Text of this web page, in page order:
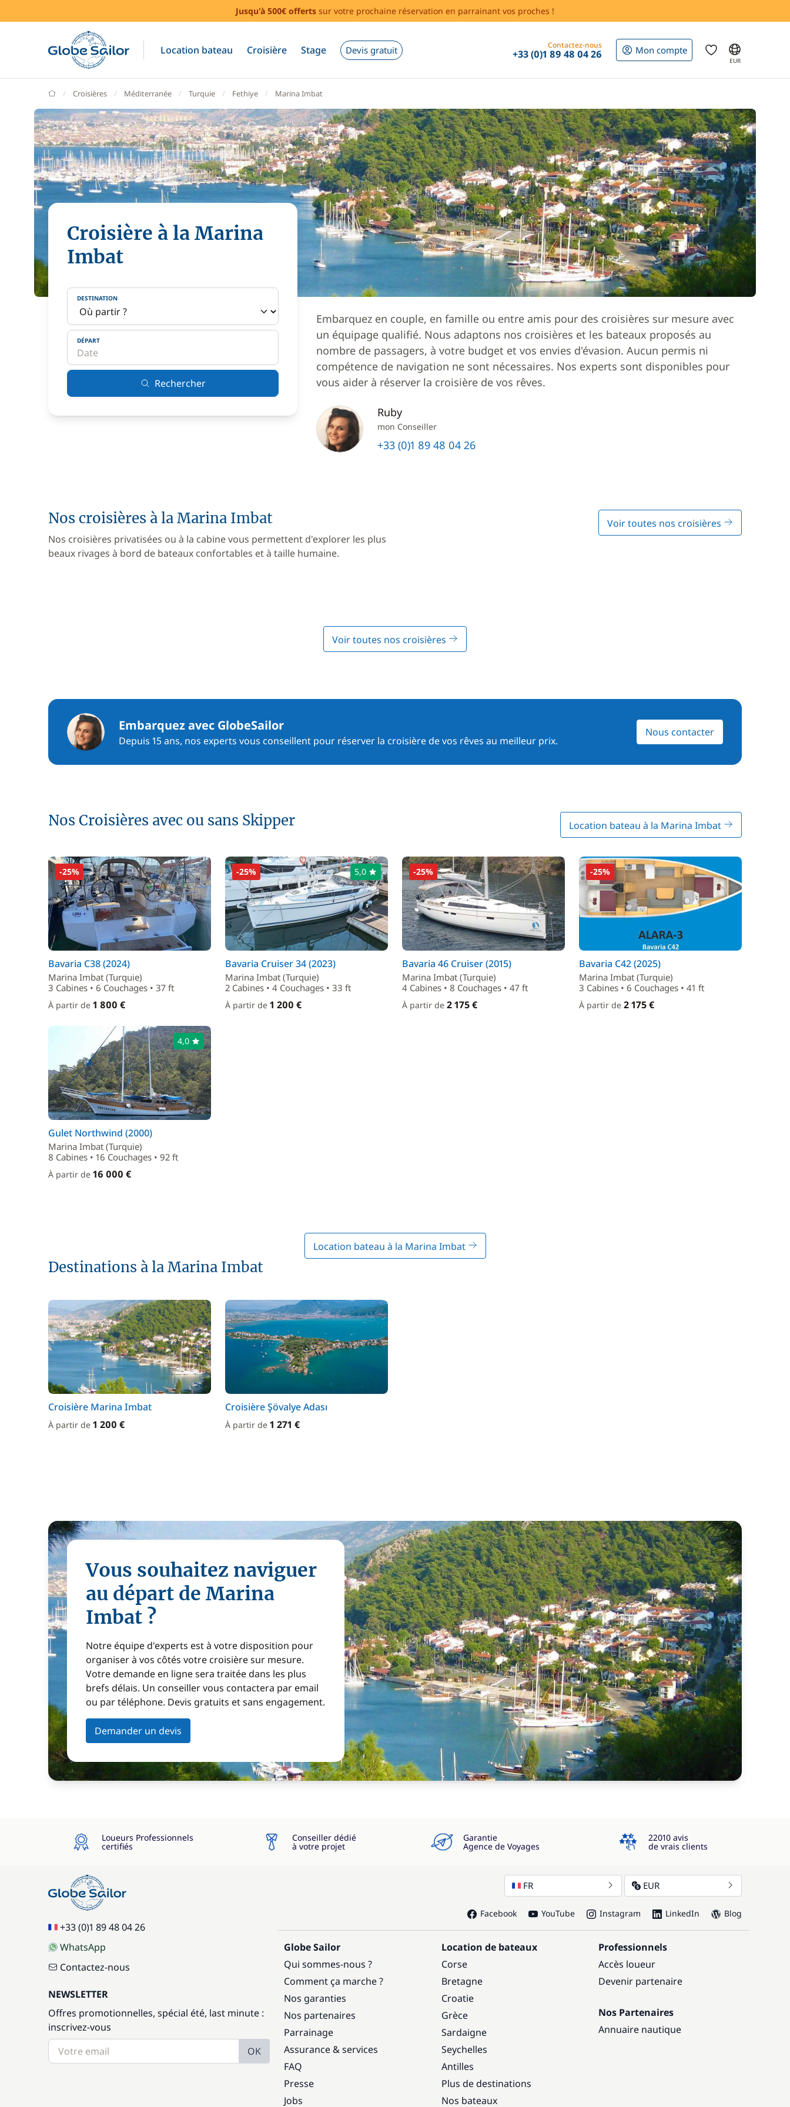
Jusqu'à 500€ offerts sur votre prochaine réservation en parrainant vos proches !
Location bateau Croisière Stage Devis gratuit Contactez-nous
+33 (0)1 89 48 04 26 Mon compte
EUR
GlobeSailor
Croisières Méditerranée Turquie Fethiye Marina Imbat
Croisière à la Marina
Imbat
DESTINATION
DÉPART
Rechercher
Embarquez en couple, en famille ou entre amis pour des croisières sur mesure avec
un équipage qualifié. Nous adaptons nos croisières et les bateaux proposés au
nombre de passagers, à votre budget et vos envies d'évasion. Aucun permis ni
compétence de navigation ne sont nécessaires. Nos experts sont disponibles pour
vous aider à réserver la croisière de vos rêves.
Ruby
mon Conseiller
+33 (0)1 89 48 04 26
Nos croisières à la Marina Imbat
Nos croisières privatisées ou à la cabine vous permettent d'explorer les plus
beaux rivages à bord de bateaux confortables et à taille humaine.
Voir toutes nos croisières
Voir toutes nos croisières
Embarquez avec GlobeSailor
Depuis 15 ans, nos experts vous conseillent pour réserver la croisière de vos rêves au meilleur prix.
Nous contacter
Nos Croisières avec ou sans Skipper Location bateau à la Marina Imbat
-25%
Bavaria C38 (2024)
Marina Imbat (Turquie)
3 Cabines • 6 Couchages • 37 ft
À partir de 1 800 €
-25% 5,0
Bavaria Cruiser 34 (2023)
Marina Imbat (Turquie)
2 Cabines • 4 Couchages • 33 ft
À partir de 1 200 €
-25%
Bavaria 46 Cruiser (2015)
Marina Imbat (Turquie)
4 Cabines • 8 Couchages • 47 ft
À partir de 2 175 €
-25%
Bavaria C42 (2025)
Marina Imbat (Turquie)
3 Cabines • 6 Couchages • 41 ft
À partir de 2 175 €
4,0
Gulet Northwind (2000)
Marina Imbat (Turquie)
8 Cabines • 16 Couchages • 92 ft
À partir de 16 000 €
Location bateau à la Marina Imbat
Destinations à la Marina Imbat
Croisière Marina Imbat
À partir de 1 200 €
Croisière Şövalye Adası
À partir de 1 271 €
Vous souhaitez naviguer
au départ de Marina
Imbat ?
Notre équipe d'experts est à votre disposition pour
organiser à vos côtés votre croisière sur mesure.
Votre demande en ligne sera traitée dans les plus
brefs délais. Un conseiller vous contactera par email
ou par téléphone. Devis gratuits et sans engagement.
Demander un devis
Loueurs Professionnels
certifiés
Conseiller dédié
à votre projet
Garantie
Agence de Voyages
4.3
22010 avis
de vrais clients
+33 (0)1 89 48 04 26
WhatsApp
Contactez-nous
NEWSLETTER
Offres promotionnelles, spécial été, last minute :
inscrivez-vous
OK
FR EUR
Facebook YouTube Instagram LinkedIn Blog
Globe Sailor
Qui sommes-nous ?
Comment ça marche ?
Nos garanties
Nos partenaires
Parrainage
Assurance & services
FAQ
Presse
Jobs
Location de bateaux
Corse
Bretagne
Croatie
Grèce
Sardaigne
Seychelles
Antilles
Plus de destinations
Nos bateaux
Professionnels
Accès loueur
Devenir partenaire
Nos Partenaires
Annuaire nautique